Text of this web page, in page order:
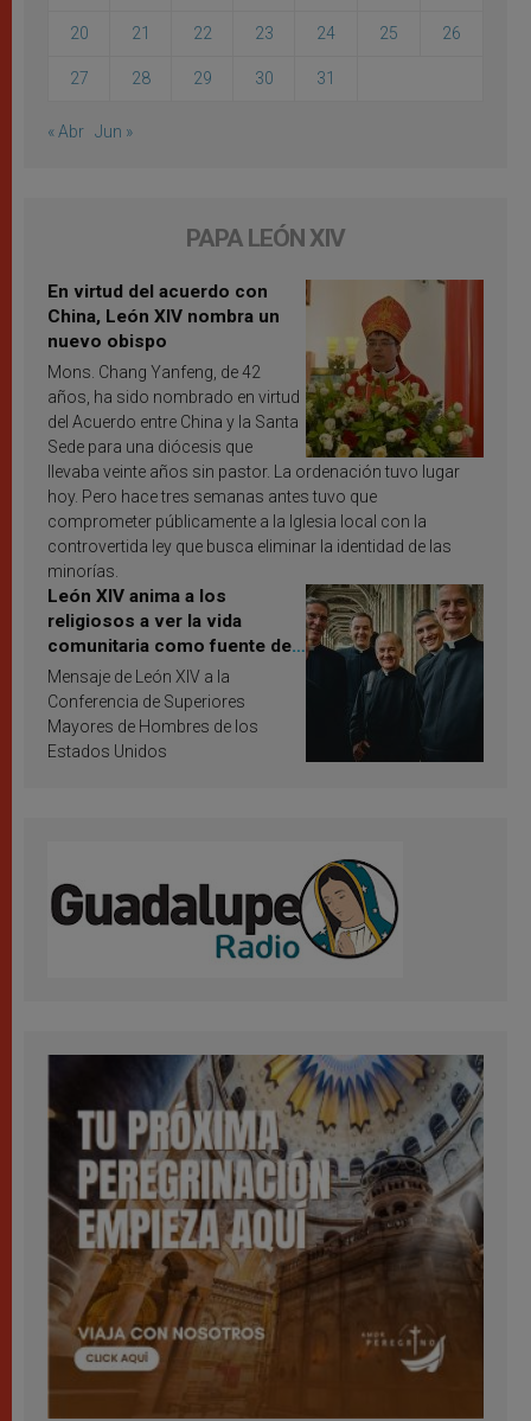
20 21 22 23 24 25 26
27 28 29 30 31
« Abr Jun »
PAPA LEÓN XIV
En virtud del acuerdo con
China, León XIV nombra un
nuevo obispo
Mons. Chang Yanfeng, de 42
años, ha sido nombrado en virtud
del Acuerdo entre China y la Santa
Sede para una diócesis que
llevaba veinte años sin pastor. La ordenación tuvo lugar
hoy. Pero hace tres semanas antes tuvo que
comprometer públicamente a la Iglesia local con la
controvertida ley que busca eliminar la identidad de las
minorías.
León XIV anima a los
religiosos a ver la vida
comunitaria como fuente de
inspiración y santificación
Mensaje de León XIV a la
Conferencia de Superiores
Mayores de Hombres de los
Estados Unidos